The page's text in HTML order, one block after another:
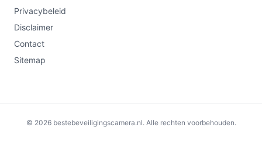
€52,99 Bekijk op bol.com
Privacybeleid
Disclaimer
Contact
Sitemap
© 2026 bestebeveiligingscamera.nl. Alle rechten voorbehouden.